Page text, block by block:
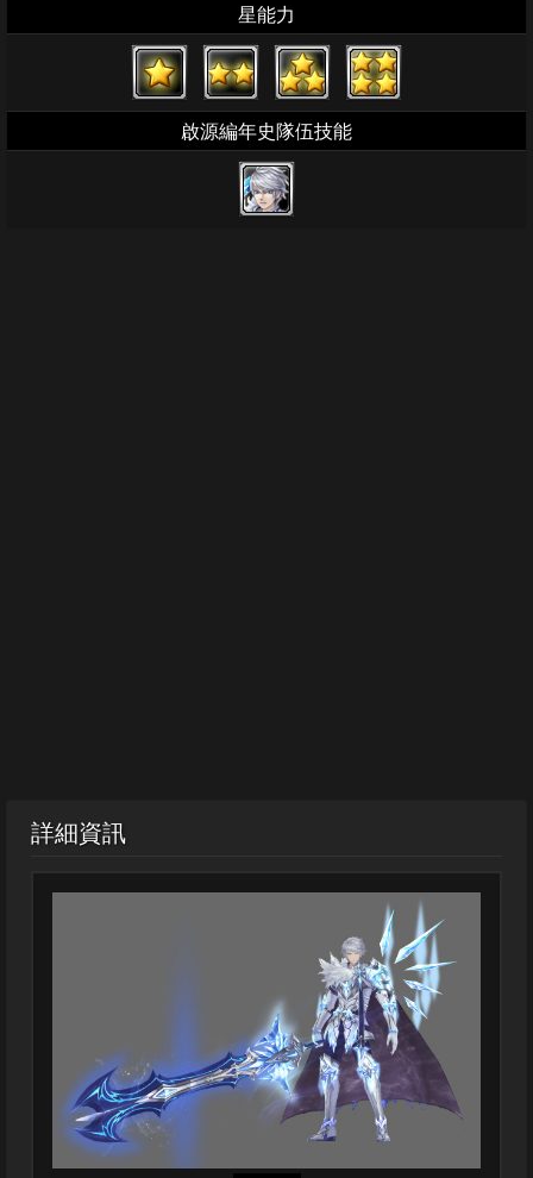
星能力
啟源編年史隊伍技能
詳細資訊